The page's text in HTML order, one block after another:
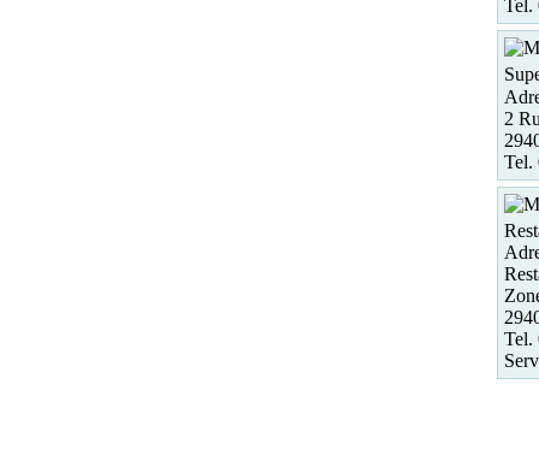
Tel.
2
Tel.
Tel.